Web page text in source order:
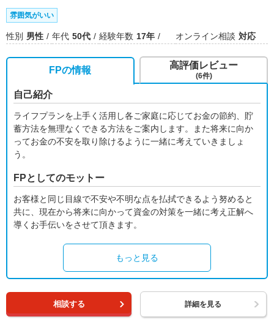
雰囲気がいい
性別 男性 年代 50代 経験年数 17年 オンライン相談 対応
FPの情報
自己紹介
ライフプランを上手く活用し各ご家庭に応じてお金の節約、貯
蓄方法を無理なくできる方法をご案内します。また将来に向か
ってお金の不安を取り除けるように一緒に考えていきましょ
う。
FPとしてのモットー
お客様と同じ目線で不安や不明な点を払拭できるよう努めると
共に、現在から将来に向かって資金の対策を一緒に考え正解へ
導くお手伝いをさせて頂きます。
もっと見る
高評価レビュー
(6件)
相談する 詳細を見る